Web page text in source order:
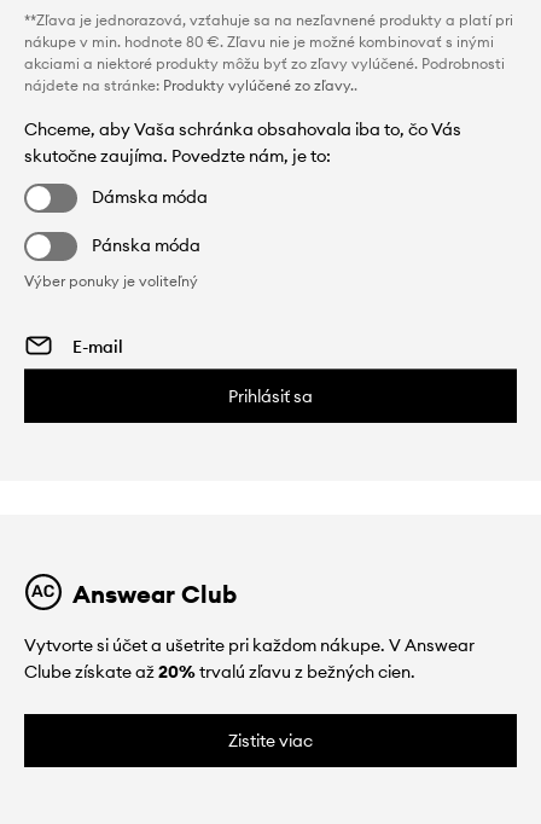
**Zľava je jednorazová, vzťahuje sa na nezľavnené produkty a platí pri
nákupe v min. hodnote 80 €. Zľavu nie je možné kombinovať s inými
akciami a niektoré produkty môžu byť zo zľavy vylúčené. Podrobnosti
nájdete na stránke: Produkty vylúčené zo zľavy..
Chceme, aby Vaša schránka obsahovala iba to, čo Vás
skutočne zaujíma. Povedzte nám, je to:
Dámska móda
Pánska móda
Výber ponuky je voliteľný
Prihlásiť sa
Answear Club
Vytvorte si účet a ušetrite pri každom nákupe. V Answear
Clube získate až20%trvalú zľavu z bežných cien.
Zistite viac